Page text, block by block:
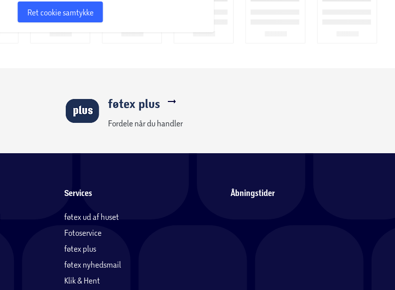
Ret cookie samtykke
føtex plus
Fordele når du handler
Services
føtex ud af huset
Fotoservice
føtex plus
føtex nyhedsmail
Klik & Hent
Åbningstider